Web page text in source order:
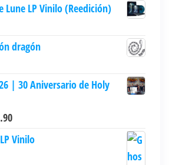
Lune LP Vinilo (Reedición)
dragón
| 30 Aniversario de Holy
Rango
de
Vinilo